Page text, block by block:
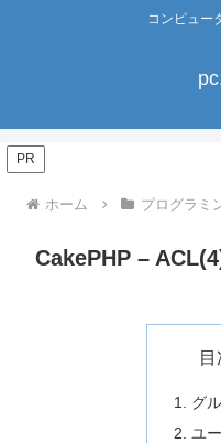
コンピュー
PR
ホーム プログラミ
CakePHP –
目
グ
ユ